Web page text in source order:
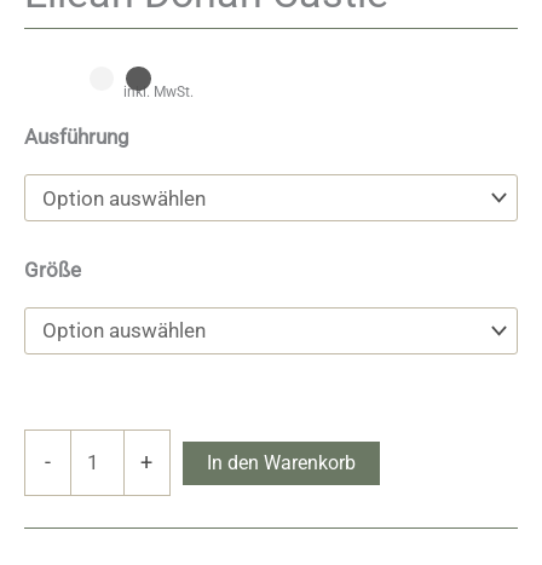
inkl. MwSt.
Ausführung
Größe
- + In den Warenkorb